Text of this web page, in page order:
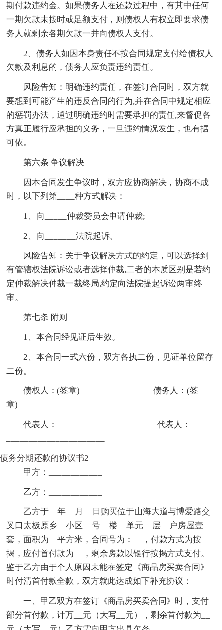
期付款违约金。如果债务人在还款过程中，有其中任何
一期欠款未按时或足额支付，则债权人有权立即要求债
务人就剩余各期欠款一并向债权人支付。
2、债务人如因本身责任不按合同规定支付给债权人
欠款及利息的，债务人应负责违约责任。
风险告知：明确违约责任，在签订合同时，双方就
要想到可能产生的违反合同的行为,并在合同中规定相应
的惩罚办法，通过明确违约时需要承担的责任,来督促各
方真正履行应承担的义务，一旦违约情况发生，也有据
可依。
第六条 争议解决
因本合同发生争议时，双方应协商解决，协商不成
时，以下列第____种方式解决：
1、向_____仲裁委员会申请仲裁;
2、向_______法院起诉。
风险告知：关于争议解决方式的约定，可以选择到
有管辖权法院诉讼或者选择仲裁,二者的本质区别是若约
定仲裁解决仲裁一裁终局,约定向法院提起诉讼两审终
审。
第七条 附则
1、本合同经见证后生效。
2、本合同一式六份，双方各执二份，见证单位留存
二份。
债权人：(签章)________________ 债务人：(签
章)________________
代表人：______________________ 代表人：
债务分期还款的协议书2
甲方：____________
乙方：____________
乙方于__年__月__日购买位于山海大道与博爱路交
叉口太极原乡__小区__号__楼__单元__层__户房屋壹
套，面积为__平方米，合同号为：__，付款方式为按
揭，应付首付款为__，剩余房款以银行按揭方式支付。
鉴于乙方由于个人原因未能在签定《商品房买卖合同》
时付清首付款全款，双方就此达成如下补充协议：
一、甲乙双方在签订《商品房买卖合同》时，支付
部分首付款，计万__元（大写__元），剩余首付款为__